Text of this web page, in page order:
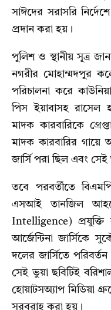
সাঈদের সরাসরি
প্রদান করা হয়।
পুলিশ ও স্থানীয় সূত্র
নগরীর মোহাম্মদপুর
পরিচালনা করে
পিস ইয়াবাসহ রাসেল
মাদক কারবারিকে
মাদক কারবারির গায়ে
জার্সি পরা ছিল এবং
তবে পরবর্তীতে
এসআই তানজিল
Intelligence) প্রযুক্তি
আর্জেন্টিনা জার্সিকে
দলের জার্সিতে
সেই ভুয়া ছবিটিই
হোয়াটসঅ্যাপ মিডিয়া
সরবরাহ করা হয়।